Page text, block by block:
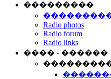
���������
Radio photos
Radio forum
Radio links
���� - ������